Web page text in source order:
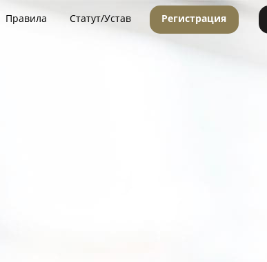
Правила Статут/Устав Регистрация